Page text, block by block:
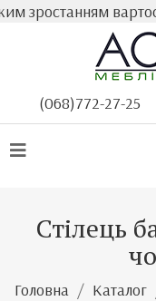
(068)772-27-25
Стілець
Головна Каталог